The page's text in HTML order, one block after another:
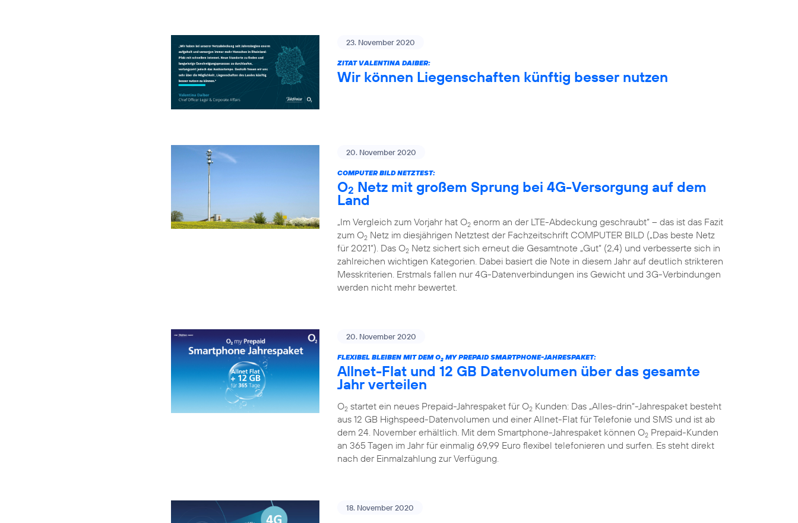
23. November 2020
ZITAT VALENTINA DAIBER:
Wir können Liegenschaften künftig besser nutzen
20. November 2020
COMPUTER BILD NETZTEST:
O2 Netz mit großem Sprung bei 4G-Versorgung auf dem
Land
„Im Vergleich zum Vorjahr hat O2 enorm an der LTE-Abdeckung geschraubt“ – das ist das Fazit
zum O2 Netz im diesjährigen Netztest der Fachzeitschrift COMPUTER BILD („Das beste Netz
für 2021“). Das O2 Netz sichert sich erneut die Gesamtnote „Gut“ (2,4) und verbesserte sich in
zahlreichen wichtigen Kategorien. Dabei basiert die Note in diesem Jahr auf deutlich strikteren
Messkriterien. Erstmals fallen nur 4G-Datenverbindungen ins Gewicht und 3G-Verbindungen
werden nicht mehr bewertet.
20. November 2020
FLEXIBEL BLEIBEN MIT DEM O2 MY PREPAID SMARTPHONE-JAHRESPAKET:
Allnet-Flat und 12 GB Datenvolumen über das gesamte
Jahr verteilen
O2 startet ein neues Prepaid-Jahrespaket für O2 Kunden: Das „Alles-drin“-Jahrespaket besteht
aus 12 GB Highspeed-Datenvolumen und einer Allnet-Flat für Telefonie und SMS und ist ab
dem 24. November erhältlich. Mit dem Smartphone-Jahrespaket können O2 Prepaid-Kunden
an 365 Tagen im Jahr für einmalig 69,99 Euro flexibel telefonieren und surfen. Es steht direkt
nach der Einmalzahlung zur Verfügung.
18. November 2020